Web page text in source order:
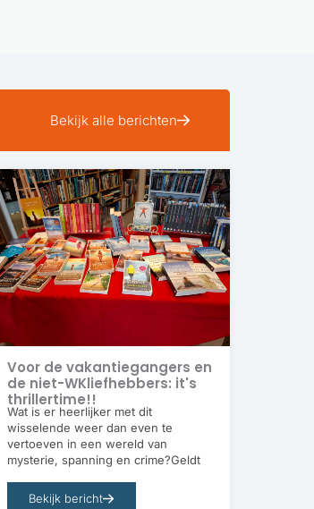
Bekijk alle berichten
Voor de vakantiegangers en
de niet-WKliefhebbers: it's
thrillertime!!
Wat is er heerlijker met dit
wisselende weer dan even te
vertoeven in een wereld van
mysterie, spanning en crime?Geldt
Bekijk bericht